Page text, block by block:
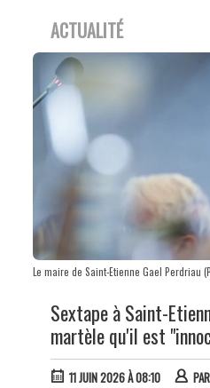
ACTUALITÉ
Le maire de Saint-Etienne Gael Perdriau
Sextape à Saint-
martèle qu'il est
11 JUIN 2026 À 08:10 PAR